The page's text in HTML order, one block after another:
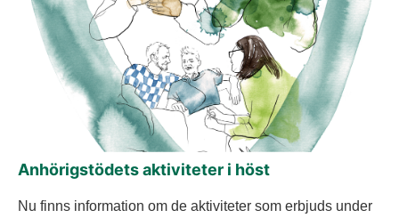
Anhörigstödets aktiviteter i höst
Nu finns information om de aktiviteter som erbjuds under